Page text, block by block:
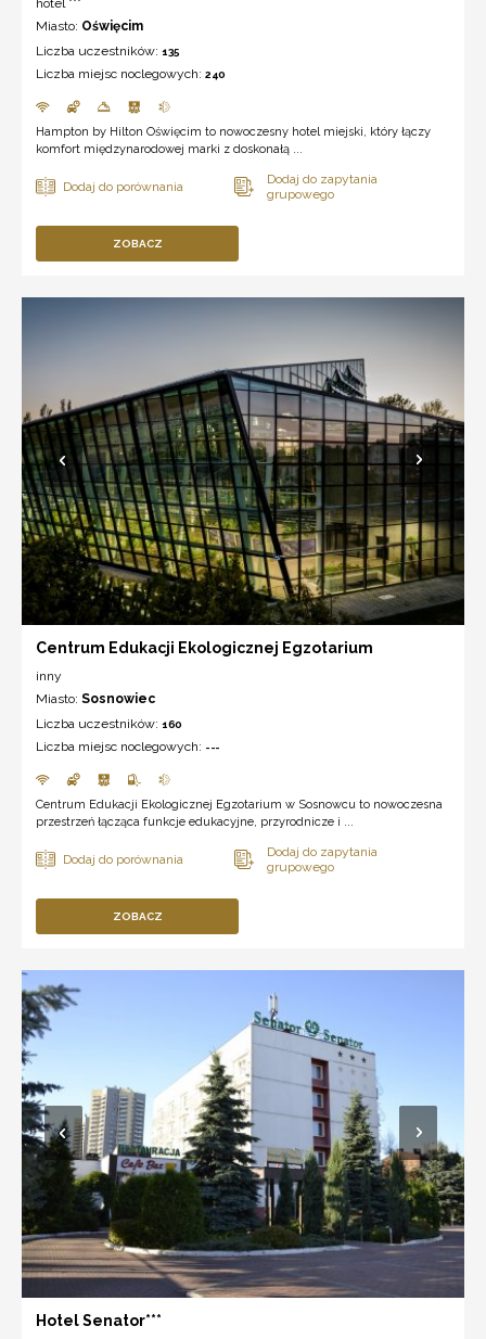
hotel ***
Miasto: Oświęcim
Liczba uczestników: 135
Liczba miejsc noclegowych: 240
Hampton by Hilton Oświęcim to nowoczesny hotel miejski, który łączy
komfort międzynarodowej marki z doskonałą ...
ZOBACZ
Centrum Edukacji Ekologicznej Egzotarium
inny
Miasto: Sosnowiec
Liczba uczestników: 160
Liczba miejsc noclegowych: ---
Centrum Edukacji Ekologicznej Egzotarium w Sosnowcu to nowoczesna
przestrzeń łącząca funkcje edukacyjne, przyrodnicze i ...
ZOBACZ
Hotel Senator***